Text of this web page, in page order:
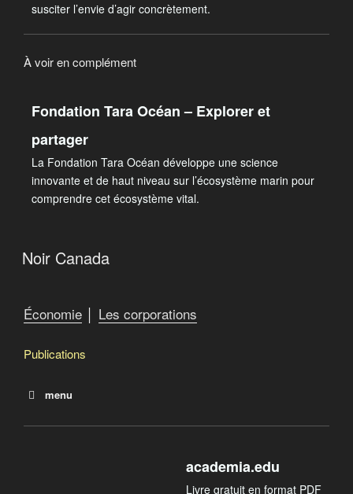
susciter l’envie d’agir concrètement.
À voir en complément
Fondation Tara Océan – Explorer et
partager
La Fondation Tara Océan développe une science
innovante et de haut niveau sur l’écosystème marin pour
comprendre cet écosystème vital.
Noir Canada
Économie │ Les corporations
Publications
menu
academia.edu
Livre gratuit en format PDF